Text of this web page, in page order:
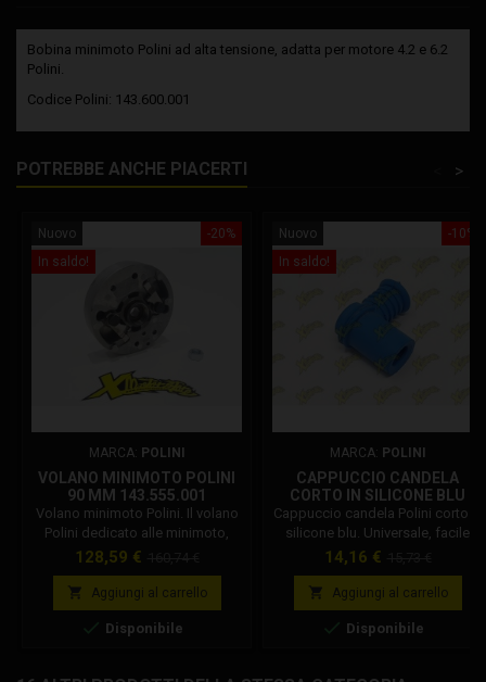
Bobina minimoto Polini ad alta tensione, adatta per motore 4.2 e 6.2
Polini.
Codice Polini: 143.600.001
POTREBBE ANCHE PIACERTI >
-20%
Nuovo
In saldo!
MARCA: POLINI
VOLANO MINIMOTO POLINI
90 MM 143.555.001
Volano minimoto Polini. Il volano
Polini dedicato alle minimoto,
compatibile con bobina selettra e
Polini: 143.555.001
Prezzo
128,59 €
base
 Aggiungi al carrello
 Disponibile
-10%
Nuovo
In saldo!
MARCA: POLINI
CAPPUCCIO CANDELA
CORTO IN SILICONE BLU
POLINI
Cappuccio candela Polini corto in
silicone blu. Universale, facile
montaggio su tutti i cavi bobina e
Polini: 246.010.A Lunghezza lato
cavo candela: 35 mm Lunghezza
lato candela: 30 mm Spessore:
Prezzo
14,16 €
base
 Aggiungi al carrello
 Disponibile